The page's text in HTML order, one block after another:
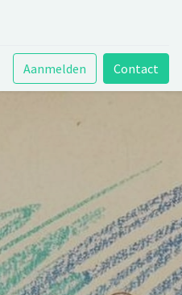
Aanmelden Contact